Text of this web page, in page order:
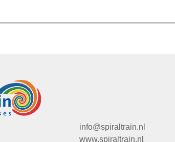
info@spiraltrain.nl
www.spiraltrain.nl